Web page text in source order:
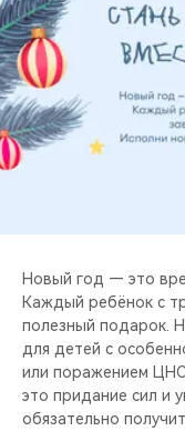
CHERY REMOTE
CHERY И СПОРТ
НАШИ МЕРОПРИЯТИЯ
Новый год — это
Каждый ребёнок с
полезный подарок.
для детей с
или поражением
это придание сил и
обязательно